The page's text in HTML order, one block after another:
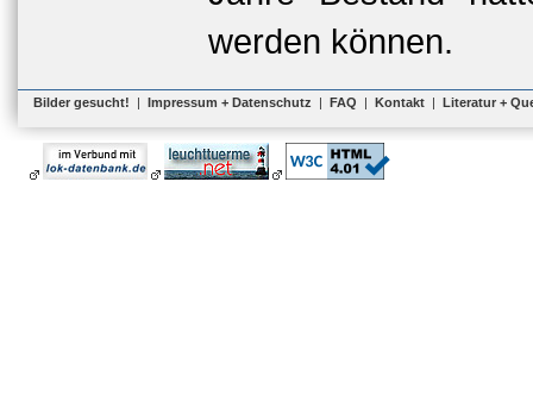
werden können.
Bilder gesucht! | Impressum + Datenschutz | FAQ | Kontakt | Literatur +